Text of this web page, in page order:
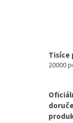
Tisíce
20000